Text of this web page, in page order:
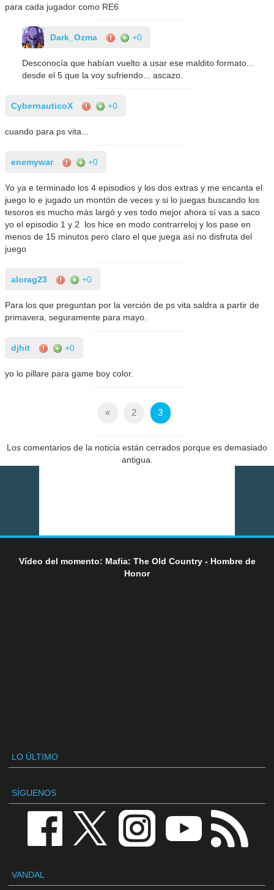
para cada jugador como RE6
Dark_Ozma +0
Desconocía que habían vuelto a usar ese maldito formato...
desde el 5 que la voy sufriendo... ascazo.
CybernauticoX +0
cuando para ps vita...
enemywar +0
Yo ya e terminado los 4 episodios y los dos extras y me encanta el
juego lo e jugado un montón de veces y si lo juegas buscando los
tesoros es mucho más largó y ves todo mejor ahora sí vas a saco
yo el episodio 1 y 2 los hice en modo contrarreloj y los pase en
menos de 15 minutos pero claro el que juega así no disfruta del
juego
alorag23 +0
Para los que preguntan por la verción de ps vita saldra a partir de
primavera, seguramente para mayo.
djhit +0
yo lo pillare para game boy color.
« 2 3
Los comentarios de la noticia están cerrados porque es demasiado
antigua.
Vídeo del momento: Mafia: The Old Country - Hombre de
Honor
LO ÚLTIMO
SÍGUENOS
VANDAL